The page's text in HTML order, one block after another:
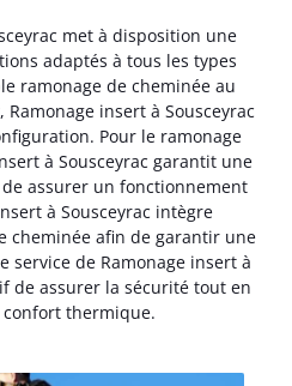
met à disposition une
adaptés à tous les types
ramonage de cheminée au
insert à Sousceyrac
Pour le ramonage
à Sousceyrac garantit une
assurer un fonctionnement
à Sousceyrac intègre
cheminée afin de garantir une
service de Ramonage insert à
de assurer la sécurité tout en
thermique.